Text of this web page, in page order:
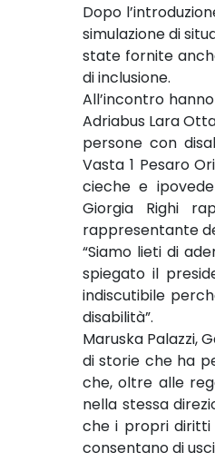
Dopo
simulazione di
state fornite
di inclusione.
All’incontro
Adriabus Lara
persone con
Vasta 1 Pesaro
cieche e
Giorgia Righi
rappresentante
“Siamo lieti di
spiegato il
indiscutibile
disabilità”.
Maruska Palazzi,
di storie che ha
che, oltre alle
nella stessa
che i propri
consentano di